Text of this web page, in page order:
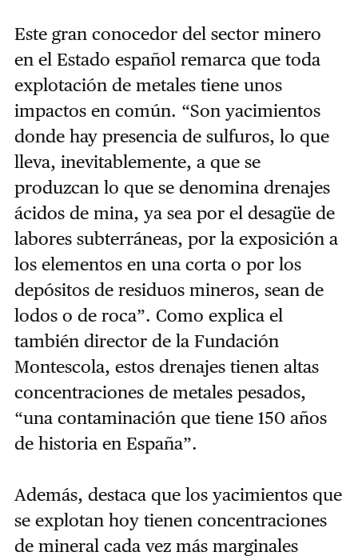
Este gran conocedor del sector minero
en el Estado español remarca que toda
explotación de metales tiene unos
impactos en común. “Son yacimientos
donde hay presencia de sulfuros, lo que
lleva, inevitablemente, a que se
produzcan lo que se denomina drenajes
ácidos de mina, ya sea por el desagüe de
labores subterráneas, por la exposición a
los elementos en una corta o por los
depósitos de residuos mineros, sean de
lodos o de roca”. Como explica el
también director de la Fundación
Montescola, estos drenajes tienen altas
concentraciones de metales pesados,
“una contaminación que tiene 150 años
de historia en España”.
Además, destaca que los yacimientos que
se explotan hoy tienen concentraciones
de mineral cada vez más marginales